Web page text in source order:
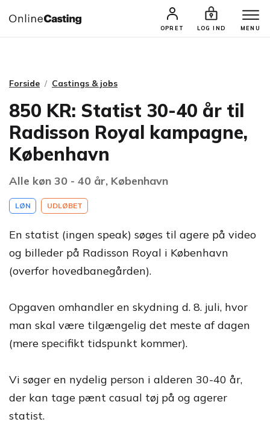
OPRET LOG IND MENU
CASTINGS & JOBS SØG PROFIL
Forside Castings & jobs
850 KR: Statist 30-40 år til
Radisson Royal kampagne,
København
Alle køn 30 - 40 år, København
LØN UDLØBET
En statist (ingen speak) søges til agere på video
og billeder på Radisson Royal i København
(overfor hovedbanegården).
Opgaven omhandler en skydning d. 8. juli, hvor
man skal være tilgængelig det meste af dagen
(mere specifikt tidspunkt kommer).
Vi søger en nydelig person i alderen 30-40 år,
der kan tage pænt casual tøj på og agerer
statist.